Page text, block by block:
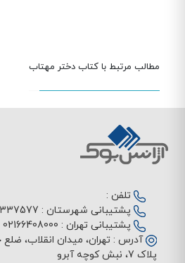
مطالب مرتبط با کتاب دختر مهتاب
تلفن :
پشتیبانی شهرستان :
پشتیبانی تهران : 02166408000
آدرس : تهران، میدان انقلاب،
پلاک 7، نبش کوچه آبرو